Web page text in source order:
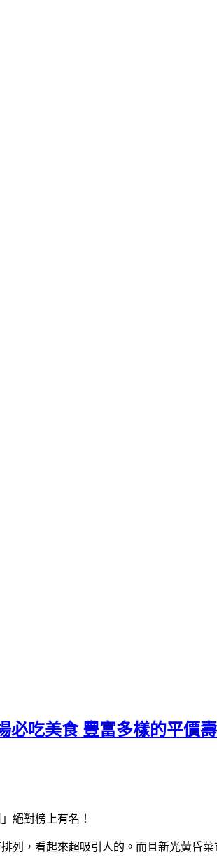
必吃美食 豐富多樣的平價
絕對榜上有名！
列，看起來超吸引人的。而且新光黃昏